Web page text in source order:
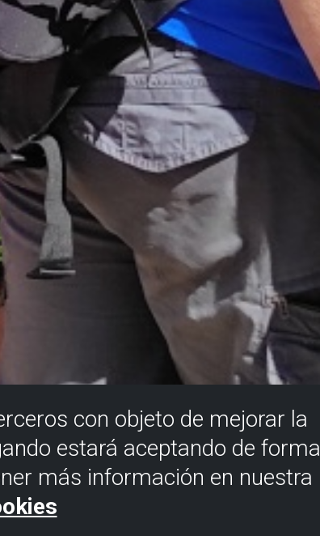
con objeto de mejorar la
estará aceptando de forma
más información en nuestra